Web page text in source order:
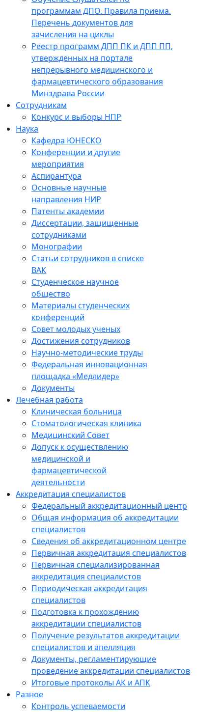
программам ДПО. Правила приема.
Перечень документов для
зачисления на циклы
Реестр программ ДПП ПК и ДПП ПП,
утвержденных на портале
непрерывного медицинского и
фармацевтического образования
Минздрава России
Сотрудникам
Конкурс и выборы НПР
Наука
Кафедра ЮНЕСКО
Конференции и другие
мероприятия
Аспирантура
Основные научные
направления НИР
Патенты академии
Диссертации, защищенные
сотрудниками
Монографии
Статьи сотрудников в списке
ВАК
Студенческое научное
общество
Материалы студенческих
конференций
Совет молодых ученых
Достижения сотрудников
Научно-методические труды
Федеральная инновационная
площадка «Медлидер»
Документы
Лечебная работа
Клиническая больница
Стоматологическая клиника
Медицинский Совет
Допуск к осуществлению
медицинской и
фармацевтической
деятельности
Аккредитация специалистов
Федеральный аккредитационный центр
Общая информация об аккредитации
специалистов
Сведения об аккредитационном центре
Первичная аккредитация специалистов
Первичная специализированная
аккредитация специалистов
Периодическая аккредитация
специалистов
Подготовка к прохождению
аккредитации специалистов
Получение результатов аккредитации
специалистов и апелляция
Документы, регламентирующие
проведение аккредитации специалистов
Итоговые протоколы АК и АПК
Разное
Контроль успеваемости